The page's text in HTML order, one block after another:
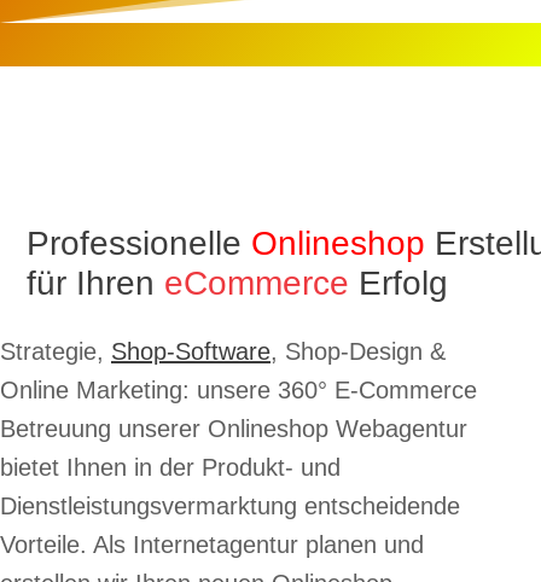
Professionelle Onlineshop
für Ihren eCommerce Erfolg
Strategie, Shop-Software, Shop-Design &
Online Marketing: unsere 360° E-Commerce
Betreuung unserer Onlineshop Webagentur
bietet Ihnen in der Produkt- und
Dienstleistungsvermarktung entscheidende
Vorteile. Als Internetagentur planen und